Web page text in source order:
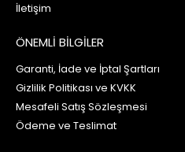
İletişim
ÖNEMLİ BİLGİLER
Garanti, İade ve İptal Şartları
Gizlilik Politikası ve KVKK
Mesafeli Satış Sözleşmesi
Ödeme ve Teslimat